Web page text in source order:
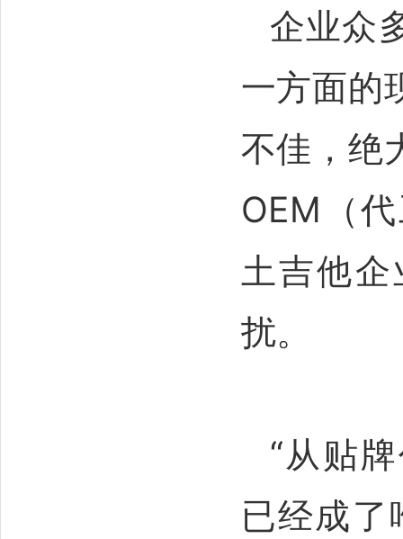
企业众
一方面的
不佳，绝
OEM（
土吉他
扰。
“从贴
已经成了